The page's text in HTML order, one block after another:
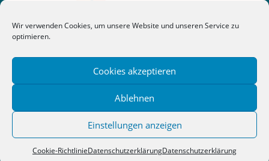
Wir verwenden Cookies, um unsere Website und unseren Service zu
optimieren.
Cookies akzeptieren
Ablehnen
Einstellungen anzeigen
Cookie-RichtlinieDatenschutzerklärungDatenschutzerklärung
Webdesign&Werbeagentur| nextbrand